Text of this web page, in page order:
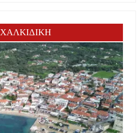
ΧΑΛΚΙΔΙΚΗ